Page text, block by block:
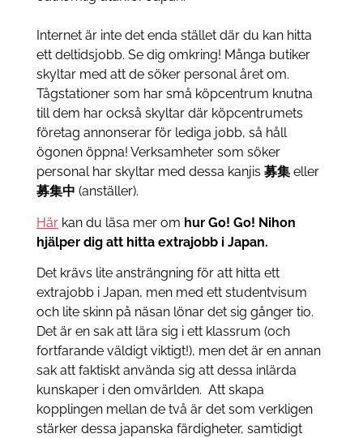
Internet är inte det enda stället där du kan hitta
ett deltidsjobb. Se dig omkring! Många butiker
skyltar med att de söker personal året om.
Tågstationer som har små köpcentrum knutna
till dem har också skyltar där köpcentrumets
företag annonserar för lediga jobb, så håll
ögonen öppna! Verksamheter som söker
personal har skyltar med dessa kanjis 募集eller
募集中 (anställer).
Härkan du läsa mer om hur Go! Go! Nihon
hjälper dig att hitta extrajobb i Japan.
Det krävs lite ansträngning för att hitta ett
extrajobb i Japan, men med ett studentvisum
och lite skinn på näsan lönar det sig gånger tio.
Det är en sak att lära sig i ett klassrum (och
fortfarande väldigt viktigt!), men det är en annan
sak att faktiskt använda sig att dessa inlärda
kunskaper i den omvärlden. Att skapa
kopplingen mellan de två är det som verkligen
stärker dessa japanska färdigheter, samtidigt